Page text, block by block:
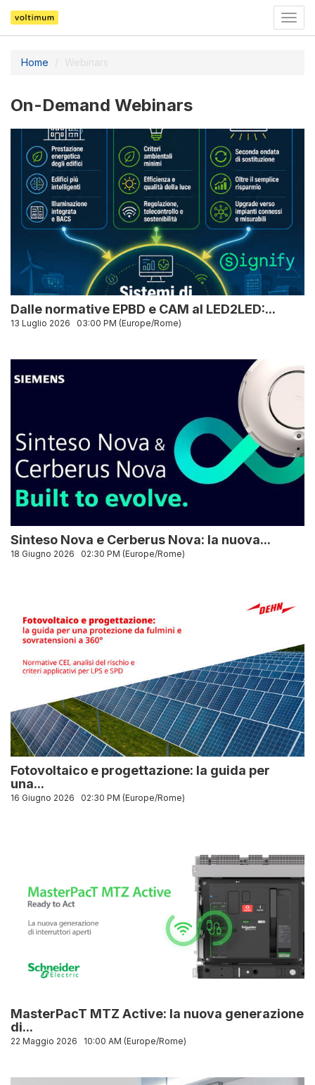
Home Webinars
On-Demand Webinars
Dalle normative EPBD e CAM al LED2LED:...
13 Luglio 2026 03:00 PM (Europe/Rome)
Sinteso Nova e Cerberus Nova: la nuova...
18 Giugno 2026 02:30 PM (Europe/Rome)
Fotovoltaico e progettazione: la guida per
una...
16 Giugno 2026 02:30 PM (Europe/Rome)
MasterPacT MTZ Active: la nuova generazione
di...
22 Maggio 2026 10:00 AM (Europe/Rome)